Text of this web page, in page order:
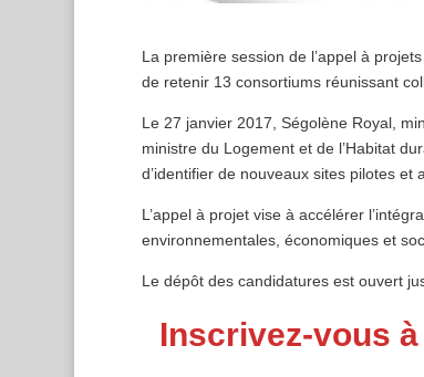
La première session de l’appel à
de retenir 13 consortiums réunissant
Le 27 janvier 2017, Ségolène Royal,
ministre du Logement et de l’Habitat
d’identifier de nouveaux sites pilotes
L’appel à projet vise à accélérer
environnementales, économiques et
Le dépôt des candidatures est ouvert
Inscrivez-vous